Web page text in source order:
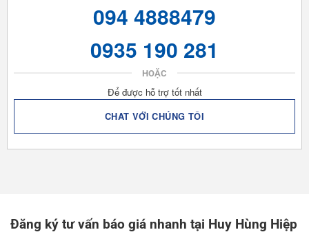
094 4888479
0935 190 281
HOẶC
Để được hỗ trợ tốt nhất
CHAT VỚI CHÚNG TÔI
Đăng ký tư vấn báo giá nhanh tại Huy Hùng Hiệp